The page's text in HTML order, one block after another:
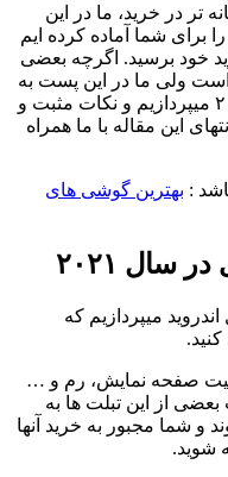
تر در خرید، ما در این
برای شما آماده کرده ایم
خود برسید. اگرچه بعضی
است ولی ما در این پست به
در سال ۲۰۲۱ میپردازیم و نکات مثبت و
این مقاله با ما همراه
: بهترین گوشی های
سال ۲۰۲۱
اندروید میپردازیم که
صفحه نمایش، رم و …
از این تبلت ها به
و شما مجبور به خرید آنها
شوید.